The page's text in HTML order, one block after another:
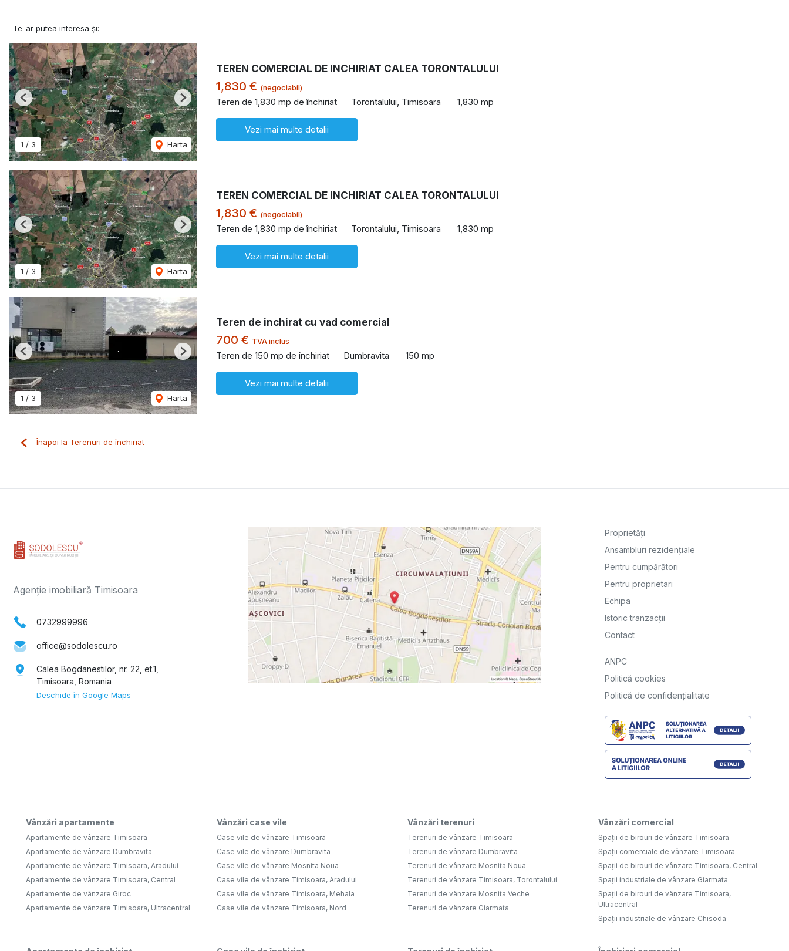
Te-ar putea interesa și:
1 / 3 Harta
Previous Next
TEREN COMERCIAL DE INCHIRIAT CALEA TORONTALULUI
1,830 € (negociabil)
Teren de 1,830 mp de închiriat Torontalului, Timisoara 1,830 mp
Vezi mai multe detalii
1 / 3 Harta
Previous Next
TEREN COMERCIAL DE INCHIRIAT CALEA TORONTALULUI
1,830 € (negociabil)
Teren de 1,830 mp de închiriat Torontalului, Timisoara 1,830 mp
Vezi mai multe detalii
1 / 3 Harta
Previous Next
Teren de inchirat cu vad comercial
700 € TVA inclus
Teren de 150 mp de închiriat Dumbravita 150 mp
Vezi mai multe detalii
Înapoi la Terenuri de închiriat
Agenție imobiliară Timisoara
0732999996
office@sodolescu.ro
Calea Bogdanestilor, nr. 22, et.1,
Timisoara, Romania
Deschide în Google Maps
Proprietăți
Ansambluri rezidențiale
Pentru cumpărători
Pentru proprietari
Echipa
Istoric tranzacții
Contact
ANPC
Politică cookies
Politică de confidențialitate
Vânzări apartamente
Apartamente de vânzare Timisoara
Apartamente de vânzare Dumbravita
Apartamente de vânzare Timisoara, Aradului
Apartamente de vânzare Timisoara, Central
Apartamente de vânzare Giroc
Apartamente de vânzare Timisoara, Ultracentral
Vânzări case vile
Case vile de vânzare Timisoara
Case vile de vânzare Dumbravita
Case vile de vânzare Mosnita Noua
Case vile de vânzare Timisoara, Aradului
Case vile de vânzare Timisoara, Mehala
Case vile de vânzare Timisoara, Nord
Vânzări terenuri
Terenuri de vânzare Timisoara
Terenuri de vânzare Dumbravita
Terenuri de vânzare Mosnita Noua
Terenuri de vânzare Timisoara, Torontalului
Terenuri de vânzare Mosnita Veche
Terenuri de vânzare Giarmata
Vânzări comercial
Spații de birouri de vânzare Timisoara
Spații comerciale de vânzare Timisoara
Spații de birouri de vânzare Timisoara, Central
Spații industriale de vânzare Giarmata
Spații de birouri de vânzare Timisoara,
Ultracentral
Spații industriale de vânzare Chisoda